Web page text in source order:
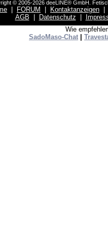
© 2005-2026 deeLINE® GmbH.
FORUM Kontaktanzeigen
AGB
Datenschutz
Wie
SadoMaso-Chat